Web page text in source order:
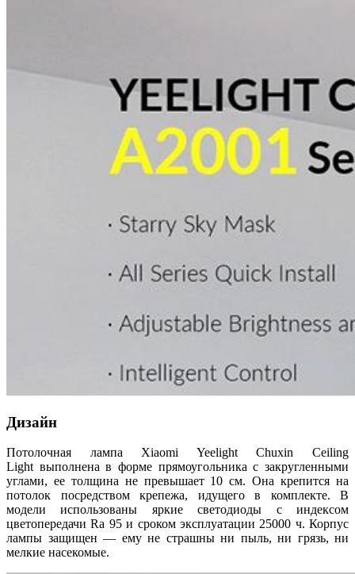
Дизайн
Потолочная лампа Xiaomi Yeelight Chuxin Ceiling
Light выполнена в форме прямоугольника с закругленными
углами, ее толщина не превышает 10 см. Она крепится на
потолок посредством крепежа, идущего в комплекте. В
модели использованы яркие светодиоды с индексом
цветопередачи Ra 95 и сроком эксплуатации 25000 ч. Корпус
лампы защищен — ему не страшны ни пыль, ни грязь, ни
мелкие насекомые.